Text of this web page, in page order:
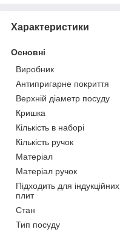
Характеристики
Основні
Виробник
Антипригарне покриття
Верхній діаметр посуду
Кришка
Кількість в наборі
Кількість ручок
Матеріал
Матеріал ручок
Підходить для індукційних
плит
Стан
Тип посуду